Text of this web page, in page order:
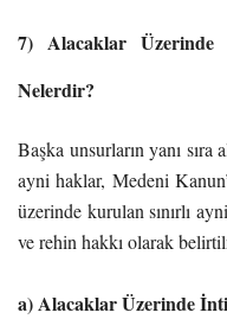
7) Alacaklar Üzerinde
Nelerdir?
Başka unsurların yanı sıra
ayni haklar, Medeni
üzerinde kurulan sınırlı
ve rehin hakkı olarak
a) Alacaklar Üzerinde